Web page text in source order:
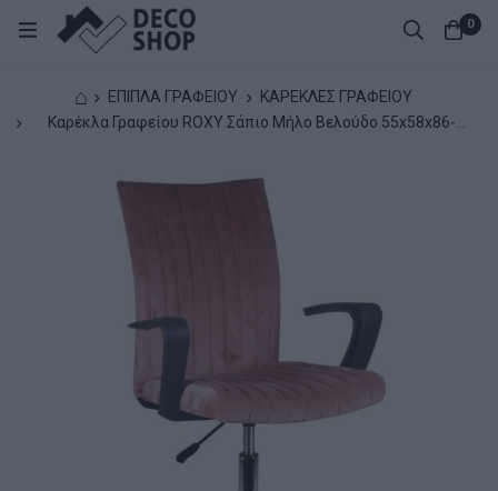
0
⌂ ΕΠΙΠΛΑ ΓΡΑΦΕΙΟΥ
ΚΑΡΕΚΛΕΣ ΓΡΑΦΕΙΟΥ
Καρέκλα Γραφείου ROXY Σάπιο Μήλο Βελούδο 55x58x86-